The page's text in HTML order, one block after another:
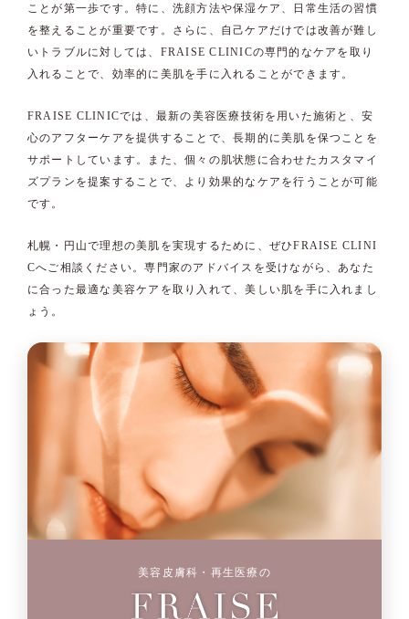
ことが第一歩です。特に、洗顔方法や保湿ケア、日常生活の習慣
を整えることが重要です。さらに、自己ケアだけでは改善が難し
いトラブルに対しては、FRAISE CLINICの専門的なケアを取り
入れることで、効率的に美肌を手に入れることができます。
FRAISE CLINICでは、最新の美容医療技術を用いた施術と、安
心のアフターケアを提供することで、長期的に美肌を保つことを
サポートしています。また、個々の肌状態に合わせたカスタマイ
ズプランを提案することで、より効果的なケアを行うことが可能
です。
札幌・円山で理想の美肌を実現するために、ぜひFRAISE CLINI
Cへご相談ください。専門家のアドバイスを受けながら、あなた
に合った最適な美容ケアを取り入れて、美しい肌を手に入れまし
ょう。
美容皮膚科・再生医療の